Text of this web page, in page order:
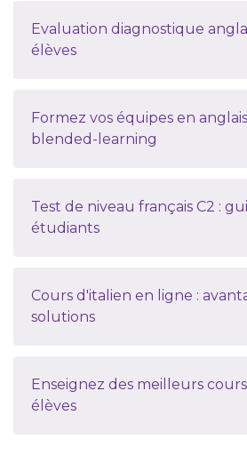
Evaluation diagnostique
élèves
Formez vos équipes en
blended-learning
Test de niveau français C2 :
étudiants
Cours d'italien en ligne :
solutions
Enseignez des meilleurs cours
élèves